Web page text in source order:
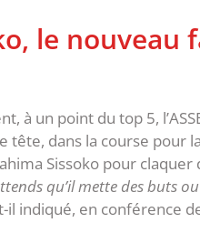
le nouveau
à un point du top 5,
tête, dans la course pour
Sissoko pour
qu’il mette des buts
il indiqué, en conférence